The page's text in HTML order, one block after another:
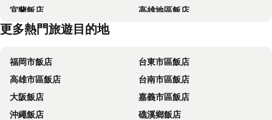
宜蘭飯店
高雄地區飯店
台中地區飯店
更多熱門旅遊目的地
福岡市飯店
台東市區飯店
高雄市區飯店
台南市區飯店
大阪飯店
嘉義市區飯店
沖繩飯店
礁溪鄉飯店